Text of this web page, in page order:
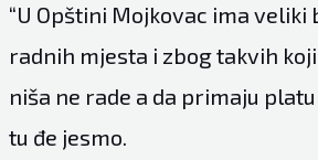
“U Opštini Mojkovac ima
radnih mjesta i zbog takvih
niša ne rade a da primaju
tu đe jesmo.